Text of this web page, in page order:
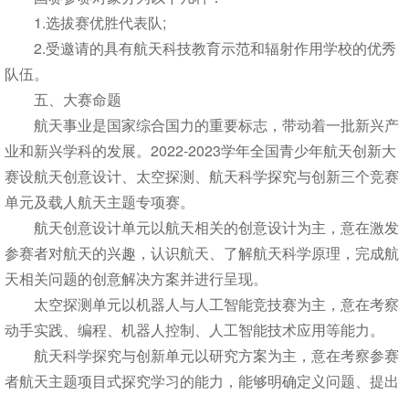
1.选拔赛优胜代表队;
2.受邀请的具有航天科技教育示范和辐射作用学校的优秀
队伍。
五、大赛命题
航天事业是国家综合国力的重要标志，带动着一批新兴产
业和新兴学科的发展。2022-2023学年全国青少年航天创新大
赛设航天创意设计、太空探测、航天科学探究与创新三个竞赛
单元及载人航天主题专项赛。
航天创意设计单元以航天相关的创意设计为主，意在激发
参赛者对航天的兴趣，认识航天、了解航天科学原理，完成航
天相关问题的创意解决方案并进行呈现。
太空探测单元以机器人与人工智能竞技赛为主，意在考察
动手实践、编程、机器人控制、人工智能技术应用等能力。
航天科学探究与创新单元以研究方案为主，意在考察参赛
者航天主题项目式探究学习的能力，能够明确定义问题、提出